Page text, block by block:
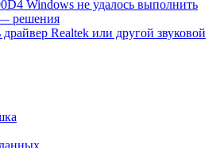
Windows не удалось выполнить
решения
Realtek или другой звуковой